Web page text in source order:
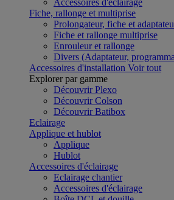
Accessoires d'éclairage
Fiche, rallonge et multiprise
Prolongateur, fiche et
Fiche et rallonge multiprise
Enrouleur et rallonge
Divers (Adaptateur,
Accessoires d'installation Voir tout
Explorer par gamme
Découvrir Plexo
Découvrir Colson
Découvrir Batibox
Eclairage
Applique et hublot
Applique
Hublot
Accessoires d'éclairage
Eclairage chantier
Accessoires d'éclairage